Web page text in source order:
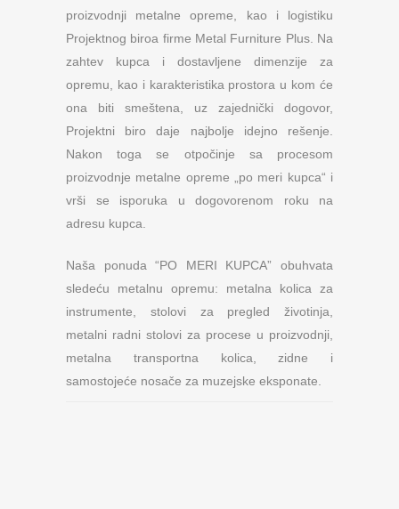
proizvodnji metalne opreme, kao i logistiku
Projektnog biroa firme Metal Furniture Plus. Na
zahtev kupca i dostavljene dimenzije za
opremu, kao i karakteristika prostora u kom će
ona biti smeštena, uz zajednički dogovor,
Projektni biro daje najbolje idejno rešenje.
Nakon toga se otpočinje sa procesom
proizvodnje metalne opreme „po meri kupca“ i
vrši se isporuka u dogovorenom roku na
adresu kupca.
Naša ponuda “PO MERI KUPCA” obuhvata
sledeću metalnu opremu: metalna kolica za
instrumente, stolovi za pregled životinja,
metalni radni stolovi za procese u proizvodnji,
metalna transportna kolica, zidne i
samostojeće nosače za muzejske eksponate.